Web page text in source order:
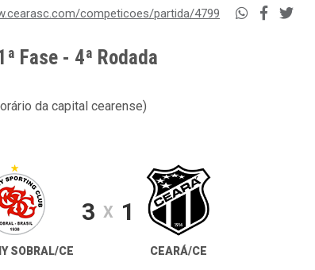
competicoes/partida/4799
Fase - 4ª Rodada
da capital cearense)
SOBRAL/CE
3 X 1
CEARÁ/CE